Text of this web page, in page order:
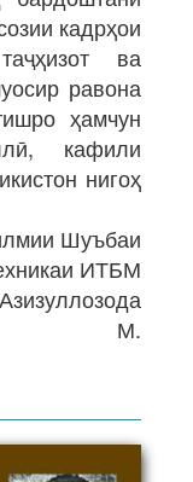
кадрҳои
ва
равона
ҳамчун
кафили
нигоҳ
Шуъбаи
ИТБМ
М.